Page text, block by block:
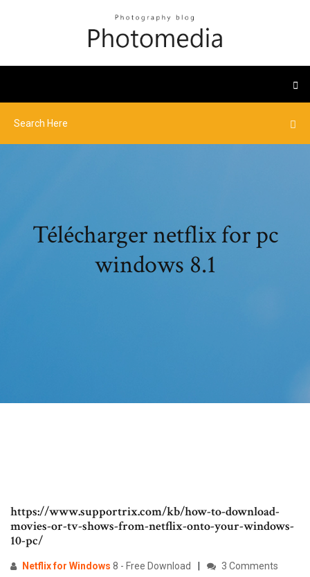
Télécharger netflix for pc
windows 8.1
https://www.supportrix.com/kb/how-to-download-
movies-or-tv-shows-from-netflix-onto-your-windows-
10-pc/
Netflixfor Windows 8 - Free Download 3 Comments